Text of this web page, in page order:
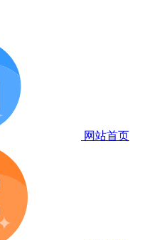
网站首页